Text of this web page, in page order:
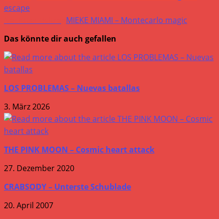
Artikel
ansehen
escape
MIEKE MIAMI – Montecarlo magic
Das könnte dir auch gefallen
LOS PROBLEMAS – Nuevas batallas
3. März 2026
THE PINK MOON – Cosmic heart attack
27. Dezember 2020
CRABSODY – Unterste Schublade
20. April 2007